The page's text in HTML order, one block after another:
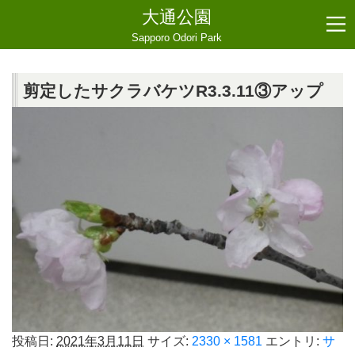
大通公園
Sapporo Odori Park
剪定したサクラバケツR3.3.11③アップ
投稿日: 2021年3月11日 サイズ: 2330 × 1581 エントリ: サ